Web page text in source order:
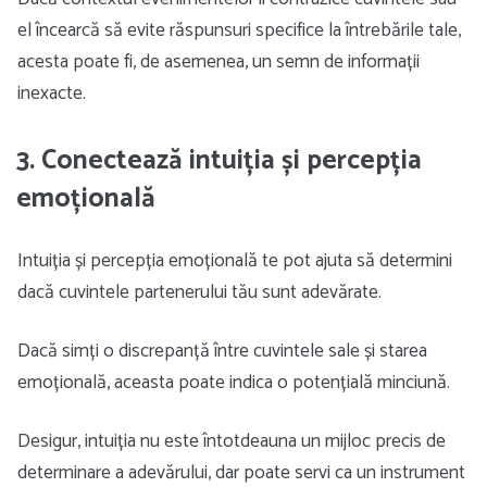
el încearcă să evite răspunsuri specifice la întrebările tale,
acesta poate fi, de asemenea, un semn de informații
inexacte.
3. Conectează intuiția și percepția
emoțională
Intuiția și percepția emoțională te pot ajuta să determini
dacă cuvintele partenerului tău sunt adevărate.
Dacă simți o discrepanță între cuvintele sale și starea
emoțională, aceasta poate indica o potențială minciună.
Desigur, intuiția nu este întotdeauna un mijloc precis de
determinare a adevărului, dar poate servi ca un instrument